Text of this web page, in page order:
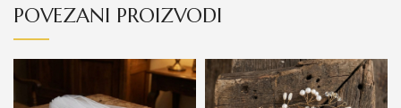
POVEZANI PROIZVODI